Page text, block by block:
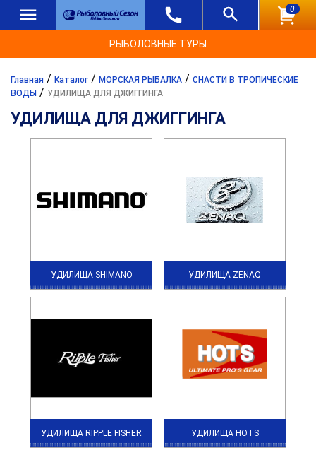
0
РЫБОЛОВНЫЕ ТУРЫ
Главная / Каталог / МОРСКАЯ РЫБАЛКА / СНАСТИ В ТРОПИЧЕСКИЕ
ВОДЫ / УДИЛИЩА ДЛЯ ДЖИГГИНГА
УДИЛИЩА ДЛЯ ДЖИГГИНГА
УДИЛИЩА SHIMANO УДИЛИЩА ZENAQ
УДИЛИЩА RIPPLE FISHER УДИЛИЩА HOTS